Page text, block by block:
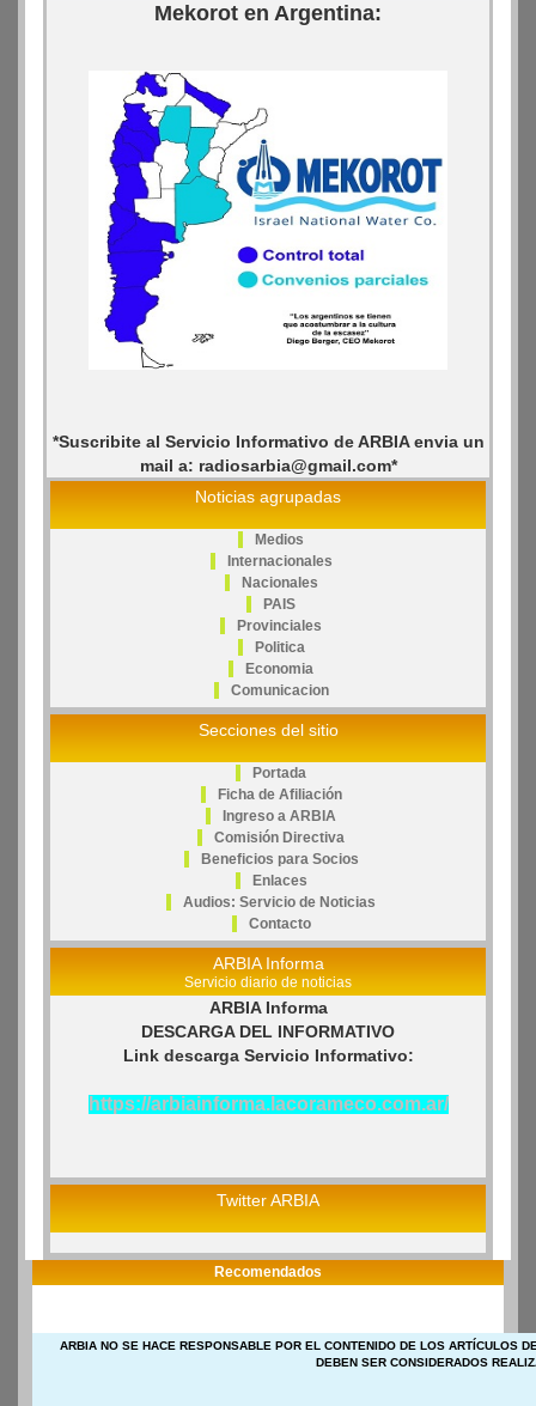
Mekorot en Argentina:
*Suscribite al Servicio Informativo de ARBIA envia un
mail a: radiosarbia@gmail.com*
Noticias agrupadas
Medios
Internacionales
Nacionales
PAIS
Provinciales
Politica
Economia
Comunicacion
Secciones del sitio
Portada
Ficha de Afiliación
Ingreso a ARBIA
Comisión Directiva
Beneficios para Socios
Enlaces
Audios: Servicio de Noticias
Contacto
ARBIA Informa
Servicio diario de noticias
ARBIA Informa
DESCARGA DEL INFORMATIVO
Link descarga Servicio Informativo:
https://arbiainforma.lacorameco.com.ar/
Twitter ARBIA
Recomendados
ARBIA NO SE HACE RESPONSABLE POR EL CONTENIDO DE LOS ARTÍCULOS
DEBEN SER CONSIDERADOS